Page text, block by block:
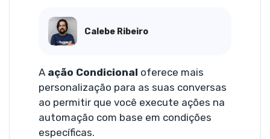
Calebe Ribeiro
A ação Condicional oferece mais
personalização para as suas conversas
ao permitir que você execute ações na
automação com base em condições
específicas.